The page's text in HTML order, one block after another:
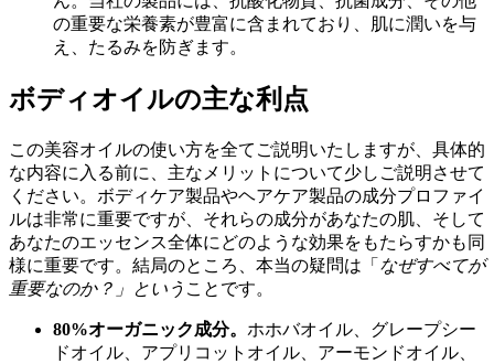
の重要な栄養素が豊富に含まれており、肌に潤いを与
え、たるみを防ぎます。
ボディオイルの主な利点
この美容オイルの使い方を全てご説明いたしますが、具体的
な内容に入る前に、主なメリットについて少しご説明させて
ください。ボディケア製品やヘアケア製品の成分プロファイ
ルは非常に重要ですが、それらの成分があなたの肌、そして
あなたのエッセンス全体にどのような効果をもたらすかも同
様に重要です。結局のところ、本当の疑問は「 なぜすべてが
重要なのか？」という ことです。
80%オーガニック成分。 ホホバオイル、グレープシー
ドオイル、アプリコットオイル、アーモンドオイル、